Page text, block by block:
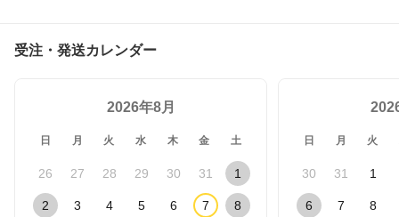
受注・発送カレンダー
2026年8月
日 月 火 水 木 金 土
26 27 28 29 30 31 1
2 3 4 5 6 7 8
日 月 火
30 31 1
6 7 8